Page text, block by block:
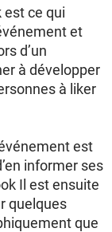
est ce qui
et
d’un
à développer
à liker
est
informer ses
Il est ensuite
quelques
que